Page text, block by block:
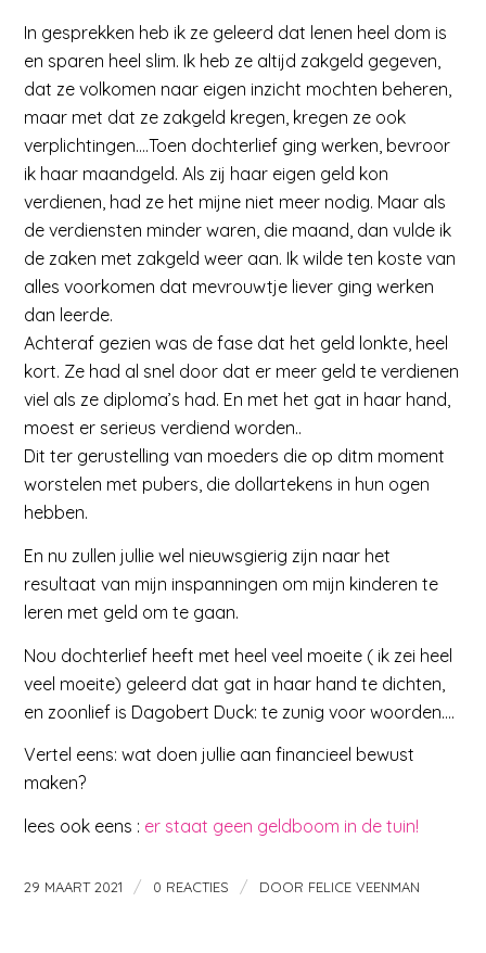
In gesprekken heb ik ze geleerd dat lenen heel dom is
en sparen heel slim. Ik heb ze altijd zakgeld gegeven,
dat ze volkomen naar eigen inzicht mochten beheren,
maar met dat ze zakgeld kregen, kregen ze ook
verplichtingen….Toen dochterlief ging werken, bevroor
ik haar maandgeld. Als zij haar eigen geld kon
verdienen, had ze het mijne niet meer nodig. Maar als
de verdiensten minder waren, die maand, dan vulde ik
de zaken met zakgeld weer aan. Ik wilde ten koste van
alles voorkomen dat mevrouwtje liever ging werken
dan leerde.
Achteraf gezien was de fase dat het geld lonkte, heel
kort. Ze had al snel door dat er meer geld te verdienen
viel als ze diploma’s had. En met het gat in haar hand,
moest er serieus verdiend worden..
Dit ter gerustelling van moeders die op ditm moment
worstelen met pubers, die dollartekens in hun ogen
hebben.
En nu zullen jullie wel nieuwsgierig zijn naar het
resultaat van mijn inspanningen om mijn kinderen te
leren met geld om te gaan.
Nou dochterlief heeft met heel veel moeite ( ik zei heel
veel moeite) geleerd dat gat in haar hand te dichten,
en zoonlief is Dagobert Duck: te zunig voor woorden….
Vertel eens: wat doen jullie aan financieel bewust
maken?
lees ook eens : er staat geen geldboom in de tuin!
29 MAART 2021 / 0 REACTIES / DOOR FELICE VEENMAN